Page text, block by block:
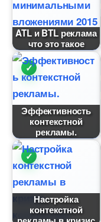
ATL и BTL реклама
что это такое
Эффективность
контекстной
рекламы.
Настройка
контекстной